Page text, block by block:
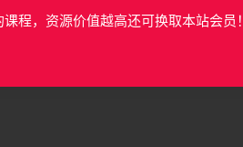
程，资源价值越高还可换取本站会员！